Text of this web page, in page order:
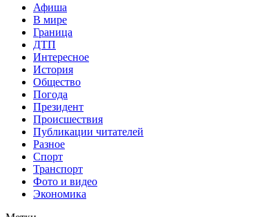
Афиша
В мире
Граница
ДТП
Интересное
История
Общество
Погода
Президент
Происшествия
Публикации читателей
Разное
Спорт
Транспорт
Фото и видео
Экономика